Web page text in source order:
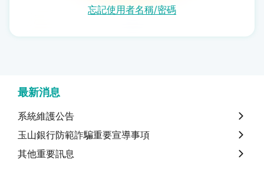
忘記使用者名稱/密碼
最新消息
系統維護公告
玉山銀行防範詐騙重要宣導事項
其他重要訊息